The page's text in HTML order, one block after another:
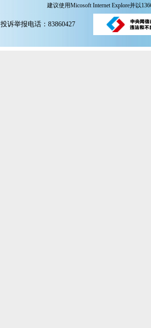
建议使用Micosoft Internet Explore并以
投诉举报电话：83860427